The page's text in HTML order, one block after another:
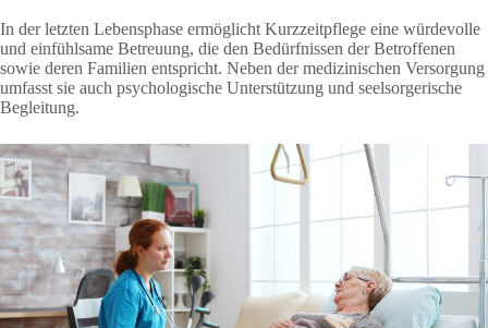
In der letzten Lebensphase ermöglicht Kurzzeitpflege eine würdevolle
und einfühlsame Betreuung, die den Bedürfnissen der Betroffenen
sowie deren Familien entspricht. Neben der medizinischen Versorgung
umfasst sie auch psychologische Unterstützung und seelsorgerische
Begleitung.